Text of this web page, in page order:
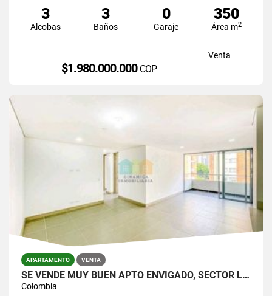
3
Alcobas
3
Baños
0
Garaje
350
Área m2
Venta
$1.980.000.000 COP
APARTAMENTO VENTA
SE VENDE MUY BUEN APTO ENVIGADO, SECTOR LA ABADIA,UNIDAD MUY COMPLETA.
Colombia